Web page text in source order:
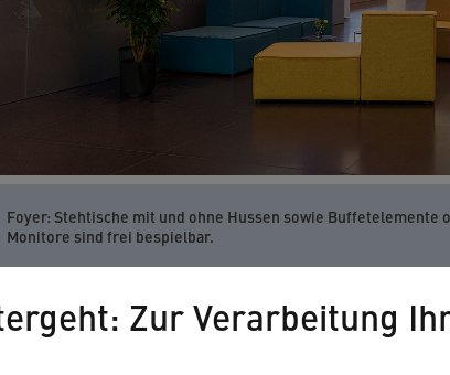
Zur Verarbeitung
Foyer: Stehtische mit und ohne Hussen sowie
Monitore sind frei bespielbar.